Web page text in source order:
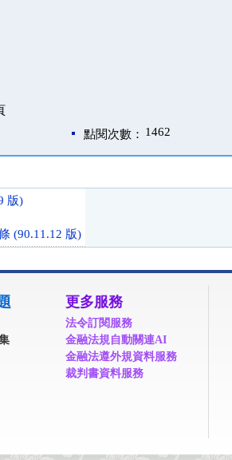
點閱次數： 1462
版)
(90.11.12 版)
更多服務
法令訂閱服務
金融法規自動關連AI
金融法遵外規資料服務
裁判書資料服務